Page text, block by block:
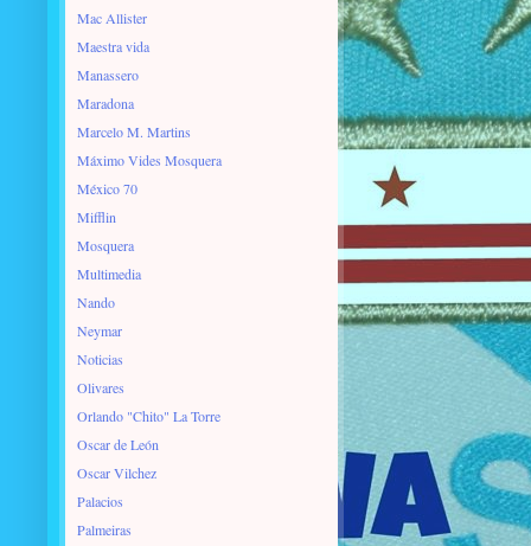
Mac Allister
Maestra vida
Manassero
Maradona
Marcelo M. Martins
Máximo Vides Mosquera
México 70
Mifflin
Mosquera
Multimedia
Nando
Neymar
Noticias
Olivares
Orlando "Chito" La Torre
Oscar de León
Oscar Vilchez
Palacios
Palmeiras